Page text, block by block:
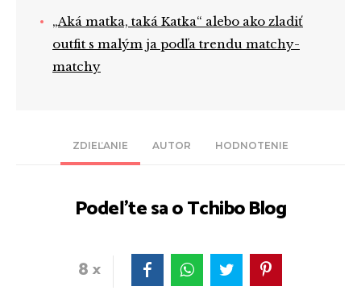
ZDIEĽANIE AUTOR HODNOTENIE
Podeľte sa o Tchibo Blog
8
„Aká matka, taká Katka“ alebo ako zladiť
outfit s malým ja podľa trendu matchy-
matchy